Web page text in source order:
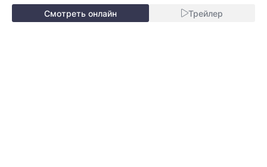
Смотреть онлайн Трейлер